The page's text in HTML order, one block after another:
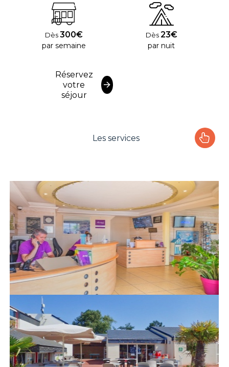
Dès300€
par semaine
Dès23€
par nuit
Réservez
votre
séjour
Les services
Les activités
Les infos pratiques